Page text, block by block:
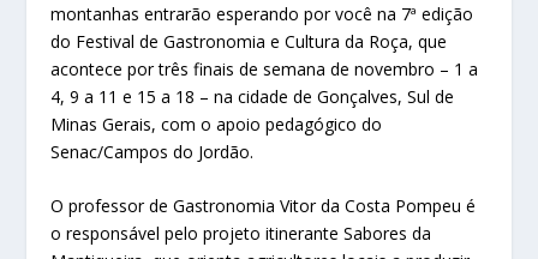
montanhas entrarão esperando por você na 7ª edição
do Festival de Gastronomia e Cultura da Roça, que
acontece por três finais de semana de novembro – 1 a
4, 9 a 11 e 15 a 18 – na cidade de Gonçalves, Sul de
Minas Gerais, com o apoio pedagógico do
Senac/Campos do Jordão.
O professor de Gastronomia Vitor da Costa Pompeu é
o responsável pelo projeto itinerante Sabores da